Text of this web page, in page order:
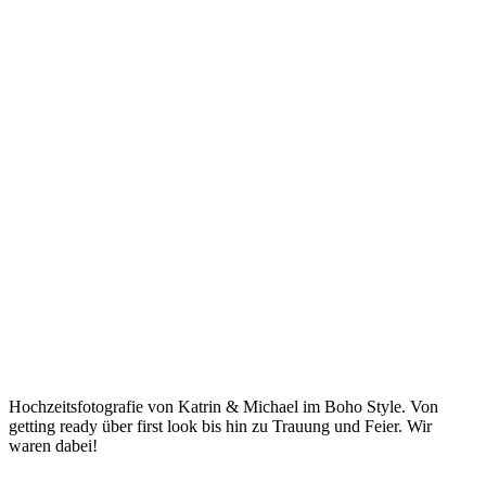
Hochzeitsfotografie von Katrin & Michael im Boho Style. Von
getting ready über first look bis hin zu Trauung und Feier. Wir
waren dabei!